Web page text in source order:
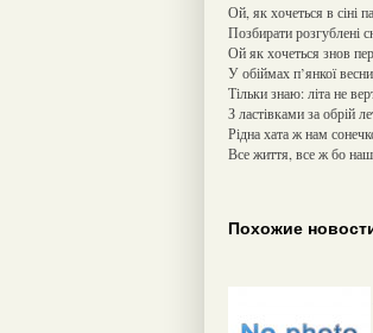
Ой, як хочеться в сіні
Позбирати розгублені
Ой як хочеться знов
У обіймах п’янкої
Тільки знаю: літа не
З ластівками за обрій
Рідна хата ж нам
Все життя, все ж бо
Похожие